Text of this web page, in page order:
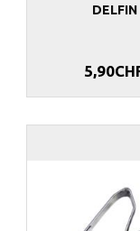
DELFIN